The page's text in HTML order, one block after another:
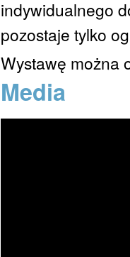
indywidualnego
pozostaje tylko
Wystawę można
Media